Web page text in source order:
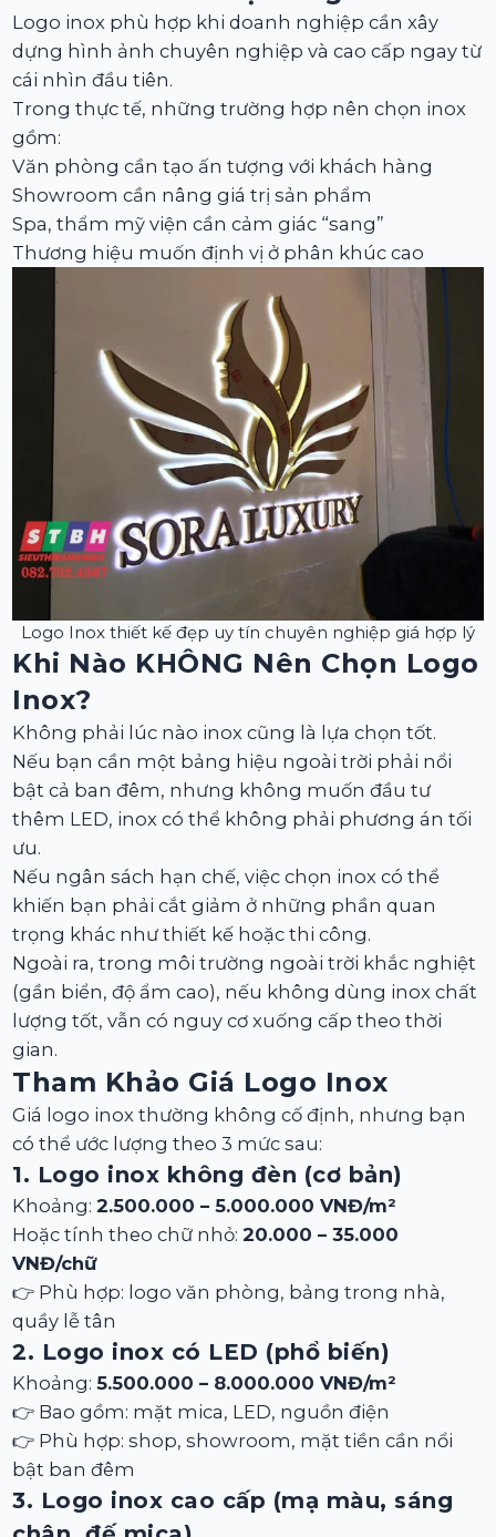
Logo inox phù hợp khi doanh nghiệp cần xây
dựng hình ảnh chuyên nghiệp và cao cấp ngay từ
cái nhìn đầu tiên.
Trong thực tế, những trường hợp nên chọn inox
gồm:
Văn phòng cần tạo ấn tượng với khách hàng
Showroom cần nâng giá trị sản phẩm
Spa, thẩm mỹ viện cần cảm giác “sang”
Thương hiệu muốn định vị ở phân khúc cao
Logo Inox thiết kế đẹp uy tín chuyên nghiệp giá hợp lý
Khi Nào KHÔNG Nên Chọn Logo
Inox?
Không phải lúc nào inox cũng là lựa chọn tốt.
Nếu bạn cần một bảng hiệu ngoài trời phải nổi
bật cả ban đêm, nhưng không muốn đầu tư
thêm LED, inox có thể không phải phương án tối
ưu.
Nếu ngân sách hạn chế, việc chọn inox có thể
khiến bạn phải cắt giảm ở những phần quan
trọng khác như thiết kế hoặc thi công.
Ngoài ra, trong môi trường ngoài trời khắc nghiệt
(gần biển, độ ẩm cao), nếu không dùng inox chất
lượng tốt, vẫn có nguy cơ xuống cấp theo thời
gian.
Tham Khảo Giá Logo Inox
Giá logo inox thường không cố định, nhưng bạn
có thể ước lượng theo 3 mức sau:
1. Logo inox không đèn (cơ bản)
Khoảng:2.500.000 – 5.000.000 VNĐ/m²
Hoặc tính theo chữ nhỏ:20.000 – 35.000
VNĐ/chữ
👉 Phù hợp: logo văn phòng, bảng trong nhà,
quầy lễ tân
2. Logo inox có LED (phổ biến)
Khoảng:5.500.000 – 8.000.000 VNĐ/m²
👉 Bao gồm: mặt mica, LED, nguồn điện
👉 Phù hợp: shop, showroom, mặt tiền cần nổi
bật ban đêm
3. Logo inox cao cấp (mạ màu, sáng